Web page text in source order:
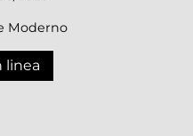
Moderno
linea